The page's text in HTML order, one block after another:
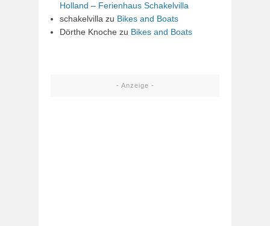
Holland – Ferienhaus Schakelvilla
schakelvilla zu Bikes and Boats
Dörthe Knoche zu Bikes and Boats
- Anzeige -